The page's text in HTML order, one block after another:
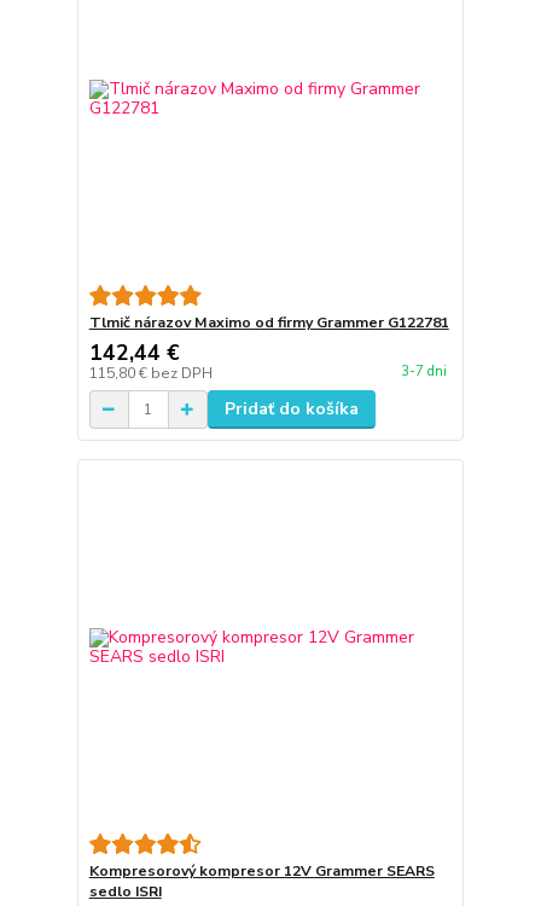
Tlmič nárazov Maximo od firmy Grammer G122781
142,44 €
115,80 € bez DPH 3-7 dni
Pridať do košíka
Kompresorový kompresor 12V Grammer SEARS
sedlo ISRI